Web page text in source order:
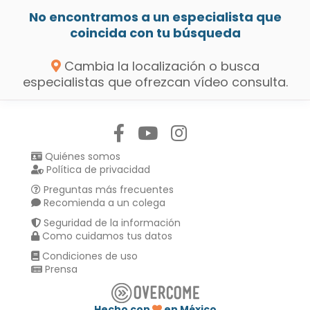
No encontramos a un especialista que
coincida con tu búsqueda
Cambia la localización o busca
especialistas que ofrezcan vídeo consulta.
Quiénes somos
Política de privacidad
Preguntas más frecuentes
Recomienda a un colega
Seguridad de la información
Como cuidamos tus datos
Condiciones de uso
Prensa